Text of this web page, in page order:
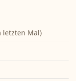
letzten Mal)